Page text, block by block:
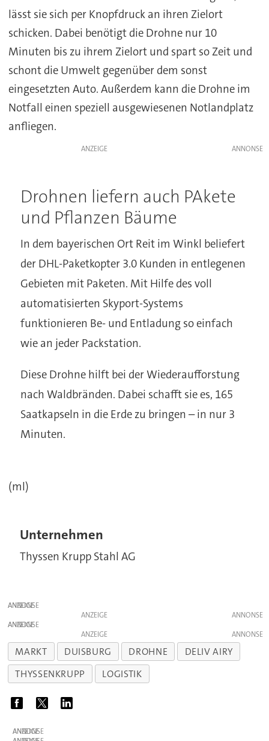
lässt sie sich per Knopfdruck an ihren Zielort
schicken. Dabei benötigt die Drohne nur 10
Minuten bis zu ihrem Zielort und spart so Zeit und
schont die Umwelt gegenüber dem sonst
eingesetzten Auto. Außerdem kann die Drohne im
Notfall einen speziell ausgewiesenen Notlandplatz
anfliegen.
ANZEIGE
Drohnen liefern auch PAkete
und Pflanzen Bäume
In dem bayerischen Ort Reit im Winkl beliefert
der DHL-Paketkopter 3.0 Kunden in entlegenen
Gebieten mit Paketen. Mit Hilfe des voll
automatisierten Skyport-Systems
funktionieren Be- und Entladung so einfach
wie an jeder Packstation.
Diese Drohne hilft bei der Wiederaufforstung
nach Waldbränden. Dabei schafft sie es, 165
Saatkapseln in die Erde zu bringen – in nur 3
Minuten.
(ml)
Unternehmen
Thyssen Krupp Stahl AG
ANZEIGE
ANZEIGE
ANZEIGE
ANZEIGE
MARKT DUISBURG DROHNE
DELIV AIRY
THYSSENKRUPP
LOGISTIK
ANZEIGE